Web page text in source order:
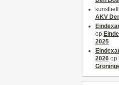
AKV
op
2025
2026 op